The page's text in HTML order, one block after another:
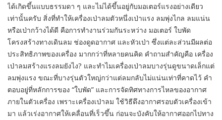
ได้เกิดขึ้นแบบธรรมดา ๆ และไม่ได้ขึ้นอยู่กับมอเตอร์แรงอย่างเดียว
เท่านั้นครับ สิ่งที่ทำให้เครื่องเป่าลมตัวหนึ่งเป่าแรง ลมพุ่งไกล ลมแน่น
หรือเป่ากว้างได้ดี คือการทำงานร่วมกันระหว่าง มอเตอร์ ใบพัด
โครงสร้างทางเดินลม ช่องดูดอากาศ และหัวเป่า ซึ่งแต่ละส่วนมีผลต่อ
ประสิทธิภาพของเครื่อง มากกว่าที่หลายคนคิด คำถามสำคัญคือ เครื่อง
เป่าลมสร้างแรงลมยังไง? และทำไมเครื่องเป่าลมบางรุ่นดูขนาดเล็กแต่
ลมพุ่งแรง ขณะที่บางรุ่นตัวใหญ่กว่าแต่ลมกลับไม่แน่นเท่าที่คาดไว้ คำ
ตอบอยู่ที่หลักการของ “ใบพัด” และการจัดทิศทางการไหลของอากาศ
ภายในตัวเครื่อง เพราะเครื่องเป่าลม ใช้วิธีดึงอากาศรอบตัวเครื่องเข้า
มา แล้วเร่งอากาศให้เคลื่อนที่เร็วขึ้น ก่อนจะบังคับให้อากาศออกไปทาง